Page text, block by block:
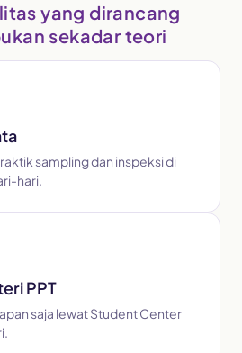
yang dirancang
sekadar teori
sampling dan inspeksi di
hari.
PPT
saja lewat Student Center